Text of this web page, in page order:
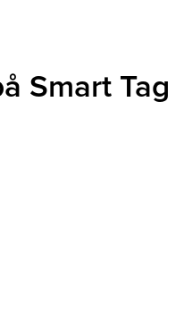
Smart Tag